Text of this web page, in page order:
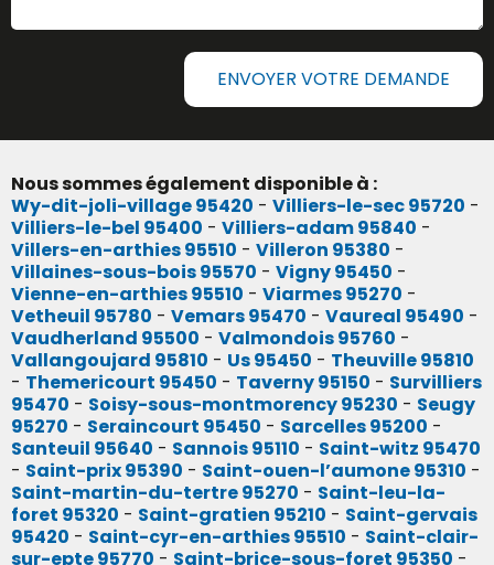
ENVOYER VOTRE DEMANDE
Nous sommes également disponible à :
Wy-dit-joli-village 95420 - Villiers-le-sec 95720 -
Villiers-le-bel 95400 - Villiers-adam 95840 -
Villers-en-arthies 95510 - Villeron 95380 -
Villaines-sous-bois 95570 - Vigny 95450 -
Vienne-en-arthies 95510 - Viarmes 95270 -
Vetheuil 95780 - Vemars 95470 - Vaureal 95490 -
Vaudherland 95500 - Valmondois 95760 -
Vallangoujard 95810 - Us 95450 - Theuville 95810
- Themericourt 95450 - Taverny 95150 - Survilliers
95470 - Soisy-sous-montmorency 95230 - Seugy
95270 - Seraincourt 95450 - Sarcelles 95200 -
Santeuil 95640 - Sannois 95110 - Saint-witz 95470
- Saint-prix 95390 - Saint-ouen-l’aumone 95310 -
Saint-martin-du-tertre 95270 - Saint-leu-la-
foret 95320 - Saint-gratien 95210 - Saint-gervais
95420 - Saint-cyr-en-arthies 95510 - Saint-clair-
sur-epte 95770 - Saint-brice-sous-foret 95350 -